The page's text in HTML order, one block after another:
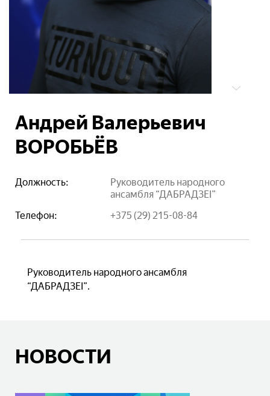
Андрей Валерьевич
ВОРОБЬЁВ
Должность:
Руководитель народного
ансамбля “ДАБРАДЗЕІ”
Телефон:
+375 (29) 215-08-84
Руководитель народного ансамбля
“ДАБРАДЗЕІ”.
НОВОСТИ